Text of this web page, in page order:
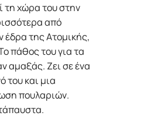
τη χώρα του στην
από
έδρα της Ατομικής,
πάθος του για τα
αμαξάς. Ζει σε ένα
του και μια
πουλαριών.